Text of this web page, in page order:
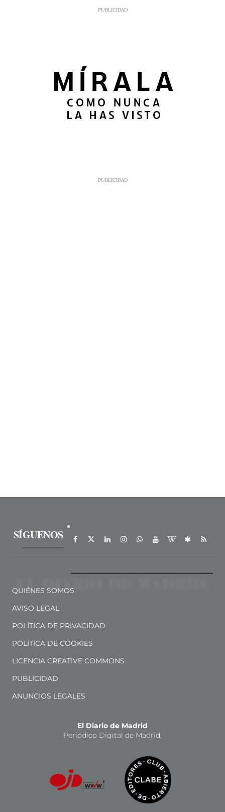
SÍGUENOS
QUIÉNES SOMOS
AVISO LEGAL
POLÍTICA DE PRIVACIDAD
POLÍTICA DE COOKIES
LICENCIA CREATIVE COMMONS
PUBLICIDAD
ANUNCIOS LEGALES
El Diario de Madrid
Periódico Digital de Madrid.